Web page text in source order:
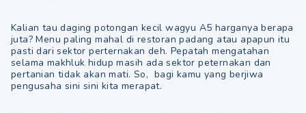
Kalian tau daging potongan kecil wagyu A5 harganya berapa
juta? Menu paling mahal di restoran padang atau apapun itu
pasti dari sektor perternakan deh. Pepatah mengatahan
selama makhluk hidup masih ada sektor peternakan dan
pertanian tidak akan mati. So, bagi kamu yang berjiwa
pengusaha sini sini kita merapat.